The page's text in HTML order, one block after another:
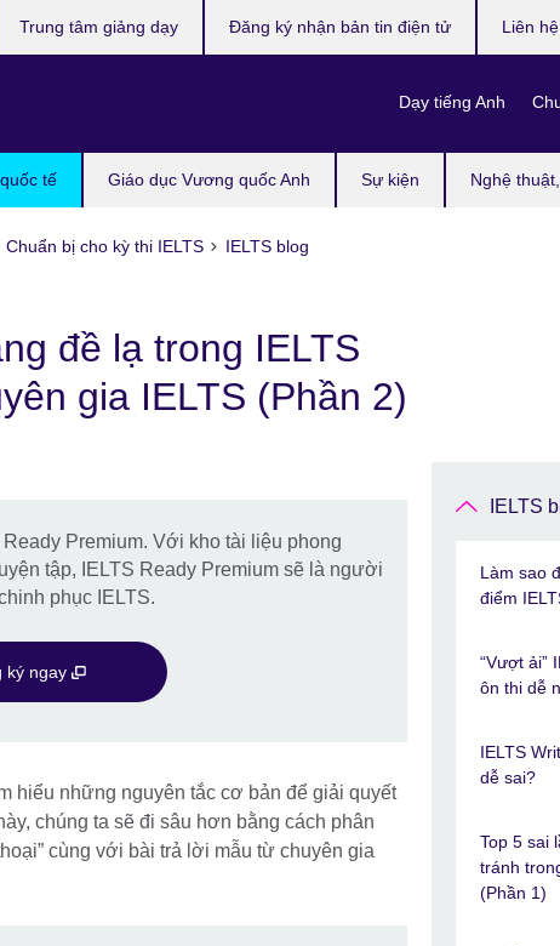
tế Giáo dục Vương quốc Anh Sự kiện Nghệ
Dạy tiếng Anh
Trung tâm giảng dạy Đăng ký nhận bản tin điện tử Liên hệ
Chuẩn bị cho kỳ thi IELTS IELTS blog
đề lạ trong IELTS
gia IELTS (Phần 2)
Premium. Với kho tài liệu phong
tập, IELTS Ready Premium sẽ là người
phục IELTS.
ký ngay
hiểu những nguyên tắc cơ bản để giải quyết
chúng ta sẽ đi sâu hơn bằng cách phân
cùng với bài trả lời mẫu từ chuyên gia
IELTS
Làm sao
điểm
“Vượt ải”
ôn thi dễ
IELTS
dễ sai?
Top 5 sai
tránh
(Phần 1)